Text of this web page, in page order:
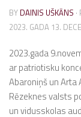
BY DAINIS UŠKĀNS
2023. GADA 13.
2023.gada
ar patriotisku
Abaroniņš un Arta
Rēzeknes valsts
un vidusskolas